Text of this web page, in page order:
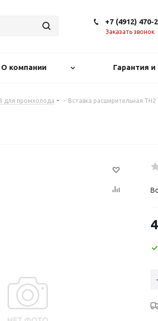
+7 (4912) 470-
Заказать звонок
О компании Гарантия и
для промхолода - Вставка расширительная TH2